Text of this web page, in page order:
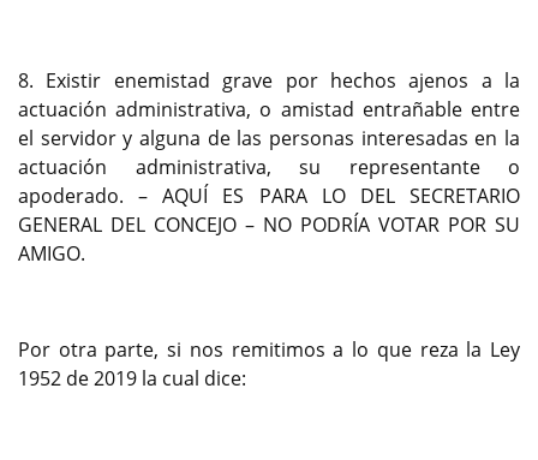
8. Existir enemistad grave por hechos ajenos a la
actuación administrativa, o amistad entrañable entre
el servidor y alguna de las personas interesadas en la
actuación administrativa, su representante o
apoderado. – AQUÍ ES PARA LO DEL SECRETARIO
GENERAL DEL CONCEJO – NO PODRÍA VOTAR POR SU
AMIGO.
Por otra parte, si nos remitimos a lo que reza la Ley
1952 de 2019 la cual dice: